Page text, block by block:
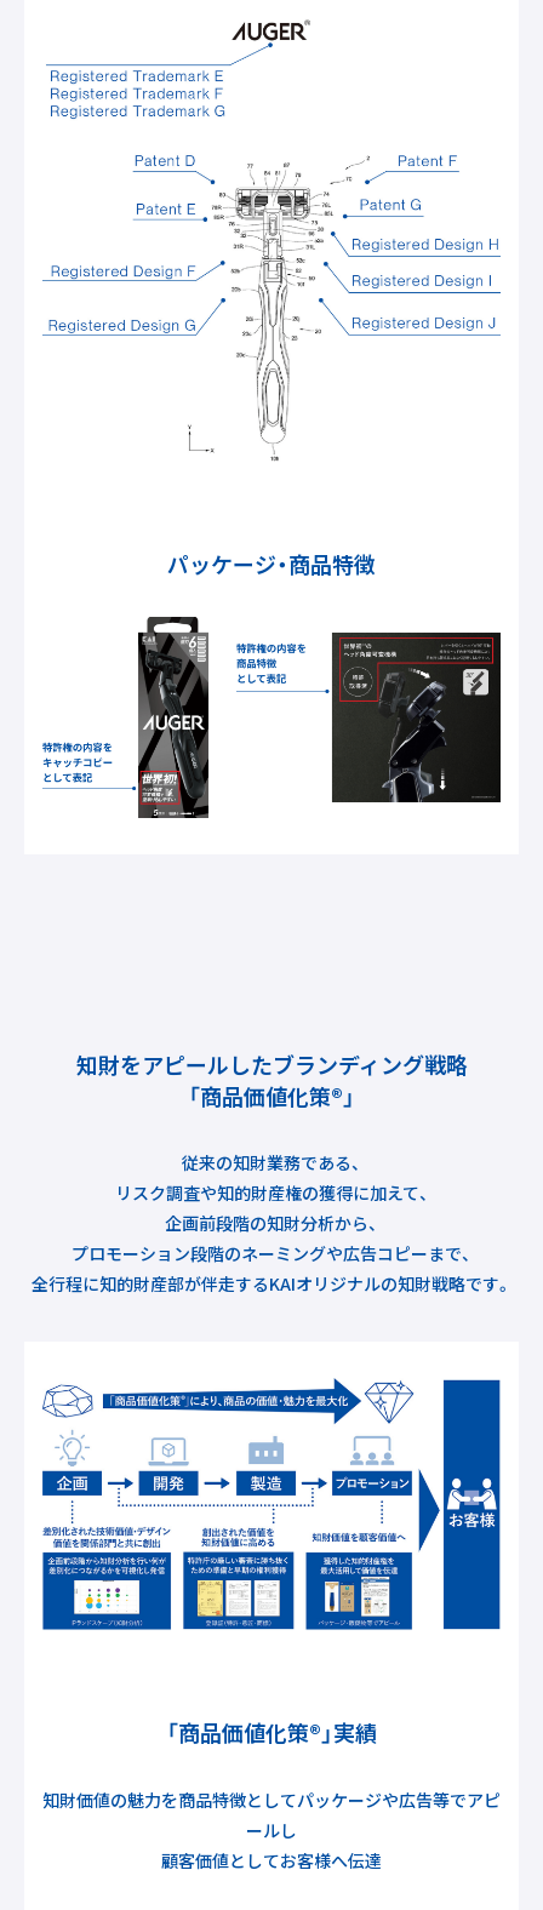
パッケージ・商品特徴
知財をアピールしたブランディング戦略
「商品価値化策®」
従来の知財業務である、
リスク調査や知的財産権の獲得に加えて、
企画前段階の知財分析から、
プロモーション段階のネーミングや広告コピーまで、
全行程に知的財産部が伴走するKAIオリジナルの知財戦略です。
「商品価値化策®」実績
知財価値の魅力を商品特徴としてパッケージや広告等でアピ
ールし
顧客価値としてお客様へ伝達